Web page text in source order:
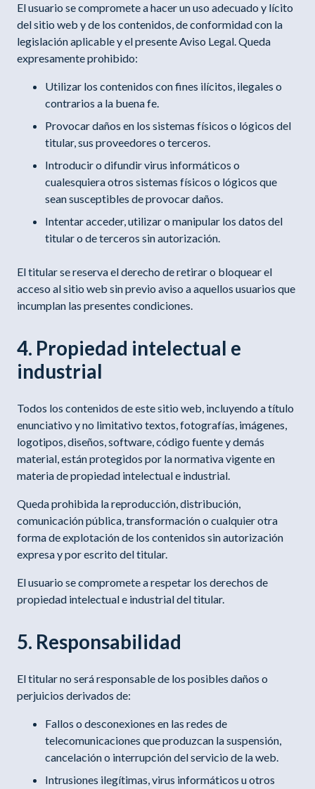
El usuario se compromete a hacer un uso adecuado y lícito
del sitio web y de los contenidos, de conformidad con la
legislación aplicable y el presente Aviso Legal. Queda
expresamente prohibido:
Utilizar los contenidos con fines ilícitos, ilegales o
contrarios a la buena fe.
Provocar daños en los sistemas físicos o lógicos del
titular, sus proveedores o terceros.
Introducir o difundir virus informáticos o
cualesquiera otros sistemas físicos o lógicos que
sean susceptibles de provocar daños.
Intentar acceder, utilizar o manipular los datos del
titular o de terceros sin autorización.
El titular se reserva el derecho de retirar o bloquear el
acceso al sitio web sin previo aviso a aquellos usuarios que
incumplan las presentes condiciones.
4. Propiedad intelectual e
industrial
Todos los contenidos de este sitio web, incluyendo a título
enunciativo y no limitativo textos, fotografías, imágenes,
logotipos, diseños, software, código fuente y demás
material, están protegidos por la normativa vigente en
materia de propiedad intelectual e industrial.
Queda prohibida la reproducción, distribución,
comunicación pública, transformación o cualquier otra
forma de explotación de los contenidos sin autorización
expresa y por escrito del titular.
El usuario se compromete a respetar los derechos de
propiedad intelectual e industrial del titular.
5. Responsabilidad
El titular no será responsable de los posibles daños o
perjuicios derivados de:
Fallos o desconexiones en las redes de
telecomunicaciones que produzcan la suspensión,
cancelación o interrupción del servicio de la web.
Intrusiones ilegítimas, virus informáticos u otros